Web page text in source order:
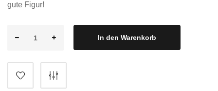
gute Figur!
In den Warenkorb